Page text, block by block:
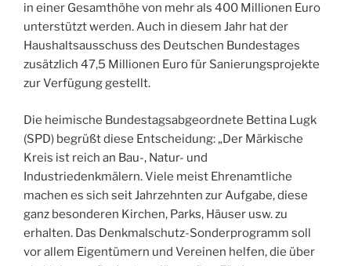
in einer Gesamthöhe von mehr als 400 Millionen Euro
unterstützt werden. Auch in diesem Jahr hat der
Haushaltsausschuss des Deutschen Bundestages
zusätzlich 47,5 Millionen Euro für Sanierungsprojekte
zur Verfügung gestellt.
Die heimische Bundestagsabgeordnete Bettina Lugk
(SPD) begrüßt diese Entscheidung: „Der Märkische
Kreis ist reich an Bau-, Natur- und
Industriedenkmälern. Viele meist Ehrenamtliche
machen es sich seit Jahrzehnten zur Aufgabe, diese
ganz besonderen Kirchen, Parks, Häuser usw. zu
erhalten. Das Denkmalschutz-Sonderprogramm soll
vor allem Eigentümern und Vereinen helfen, die über